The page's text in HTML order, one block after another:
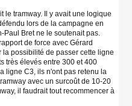
le tramway. Il y avait une logique
lors de la campagne en
Bret ne le soutenait pas.
de force avec Gérard
possibilité de passer cette ligne
très élevés entre 300 et 400
ligne C3, ils n'ont pas retenu la
avec un surcoût de 10-20
il faudrait tout recommencer à